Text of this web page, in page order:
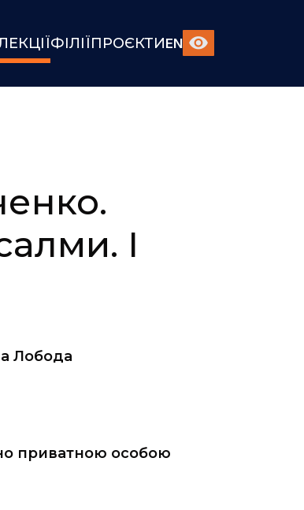
ФІЛІЇПРОЄКТИEN
І
Лобода
приватною особою